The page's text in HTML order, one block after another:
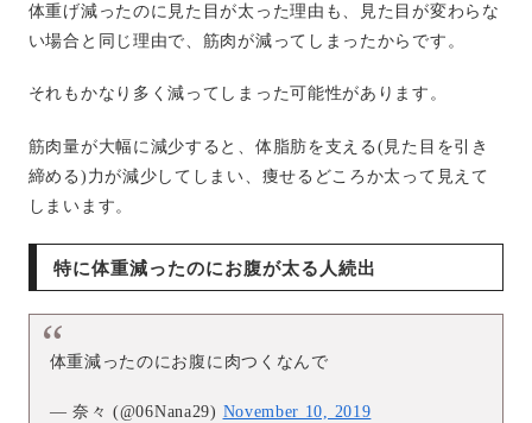
体重げ減ったのに見た目が太った理由も、見た目が変わらな
い場合と同じ理由で、筋肉が減ってしまったからです。
それもかなり多く減ってしまった可能性があります。
筋肉量が大幅に減少すると、体脂肪を支える(見た目を引き
締める)力が減少してしまい、痩せるどころか太って見えて
しまいます。
特に体重減ったのにお腹が太る人続出
体重減ったのにお腹に肉つくなんで
— 奈々 (@06Nana29) November 10, 2019